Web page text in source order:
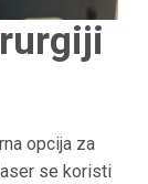
opcija za
se koristi